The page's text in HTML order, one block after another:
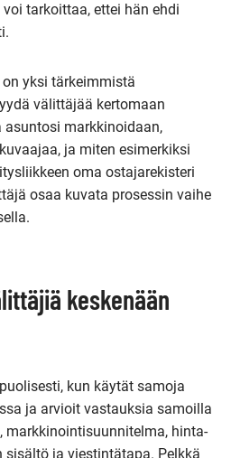
tarkoittaa, ettei hän ehdi
yksi tärkeimmistä
välittäjää kertomaan
markkinoidaan,
ja miten esimerkiksi
oma ostajarekisteri
osaa kuvata prosessin vaihe
keskenään
kun käytät samoja
ja arvioit vastauksia samoilla
markkinointisuunnitelma, hinta-
sisältö ja viestintätapa. Pelkkä